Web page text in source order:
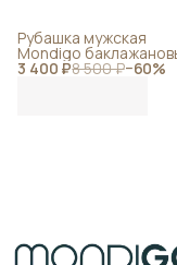
3 400 ₽8 500 ₽−60%
Рубашка мужская
Mondigo
16611-77